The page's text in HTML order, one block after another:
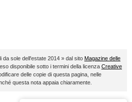
da sole dell'estate 2014 » dal sito Magazine delle
disponibile sotto i termini della licenza Creative
delle copie di questa pagina, nelle
questa nota appaia chiaramente.